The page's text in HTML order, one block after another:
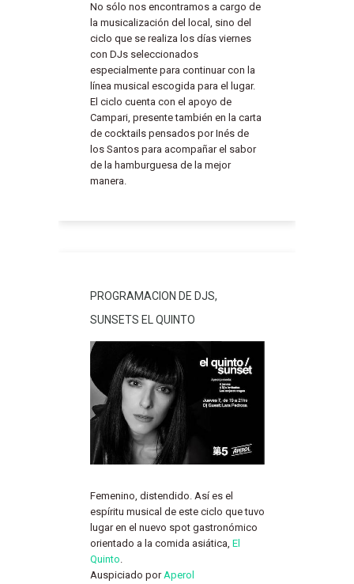
No sólo nos encontramos a cargo de
la musicalización del local, sino del
ciclo que se realiza los días viernes
con DJs seleccionados
especialmente para continuar con la
línea musical escogida para el lugar.
El ciclo cuenta con el apoyo de
Campari, presente también en la carta
de cocktails pensados por Inés de
los Santos para acompañar el sabor
de la hamburguesa de la mejor
manera.
PROGRAMACION DE DJS,
SUNSETS EL QUINTO
Femenino, distendido. Así es el
espíritu musical de este ciclo que tuvo
lugar en el nuevo spot gastronómico
orientado a la comida asiática, El
Quinto.
Auspiciado porAperol